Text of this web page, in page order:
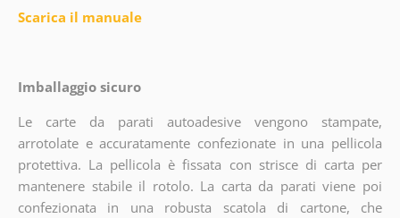
Scarica il manuale
Imballaggio sicuro
Le carte da parati autoadesive vengono stampate,
arrotolate e accuratamente confezionate in una pellicola
protettiva. La pellicola è fissata con strisce di carta per
mantenere stabile il rotolo. La carta da parati viene poi
confezionata in una robusta scatola di cartone, che